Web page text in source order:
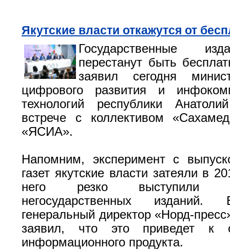
Якутские власти откажутся от
Государственные
перестанут быть
заявил сегодня
цифрового развития и
технологий республики
встрече с коллективом
«ЯСИА».
Напомним, эксперимент с
газет якутские власти затеяли в
него резко выступили
негосударственных изданий.
генеральный директор «Норд-
заявил, что это приведет к
информационного продукта.